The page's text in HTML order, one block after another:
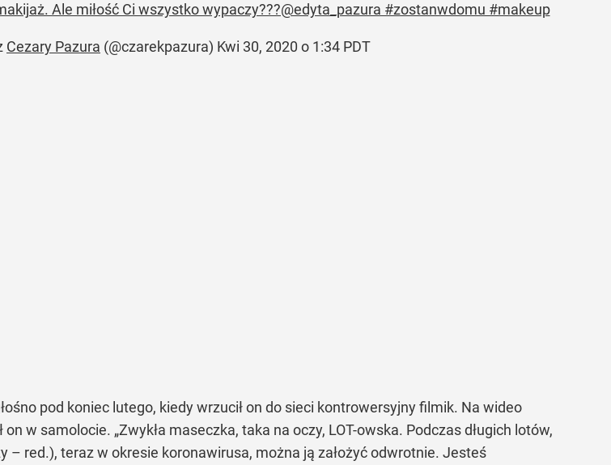
Ale miłość Ci wszystko wypaczy???@edyta_pazura #zostanwdomu #makeup
Cezary Pazura (@czarekpazura) Kwi 30, 2020 o 1:34 PDT
pod koniec lutego, kiedy wrzucił on do sieci kontrowersyjny filmik. Na wideo
w samolocie. „Zwykła maseczka, taka na oczy, LOT-owska. Podczas długich lotów,
– red.), teraz w okresie koronawirusa, można ją założyć odwrotnie. Jesteś